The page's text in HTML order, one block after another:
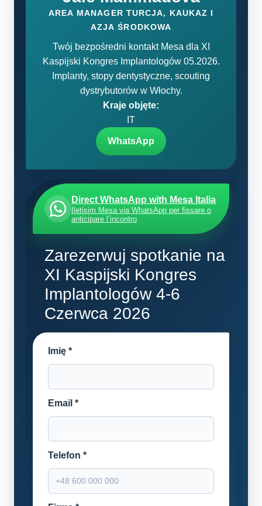
AREA MANAGER TURCJA, KAUKAZ I
AZJA ŚRODKOWA
Twój bezpośredni kontakt Mesa dla XI
Kaspijski Kongres Implantologów 05.2026.
Implanty, stopy dentystyczne, scouting
dystrybutorów w Włochy.
Kraje objęte:
IT
WhatsApp
Direct WhatsApp with Mesa Italia
Iletisim Mesa via WhatsApp per fissare o
anticipare l’incontro
Zarezerwuj spotkanie na
XI Kaspijski Kongres
Implantologów 4-6
Czerwca 2026
Imię *
Email *
Telefon *